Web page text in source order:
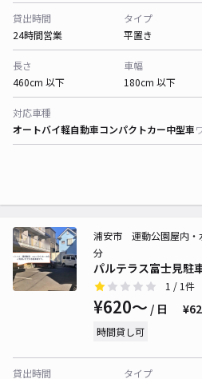
貸出時間
24時間営業
タイプ
平置き
長さ
460cm 以下
車幅
180cm 以下
対応車種
オートバイ軽自動車コンパクトカー中型車
パルテラス富士見駐
浦安市 運動公園屋内・
分
1 / 1件
¥620〜 / 日
時間貸し可
貸出時間
タイプ